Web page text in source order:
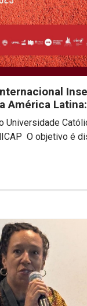
Insegurança e
América Latina:
e as...
discursos